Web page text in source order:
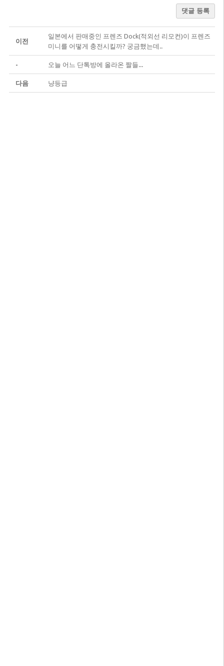
댓글 등록
이전
일본에서 판매중인 프렌즈 Dock(적외선 리모컨)이 프렌즈
미니를 어떻게 충전시킬까? 궁금했는데..
- 오늘 어느 단톡방에 올라온 짤들...
다음 냥등급